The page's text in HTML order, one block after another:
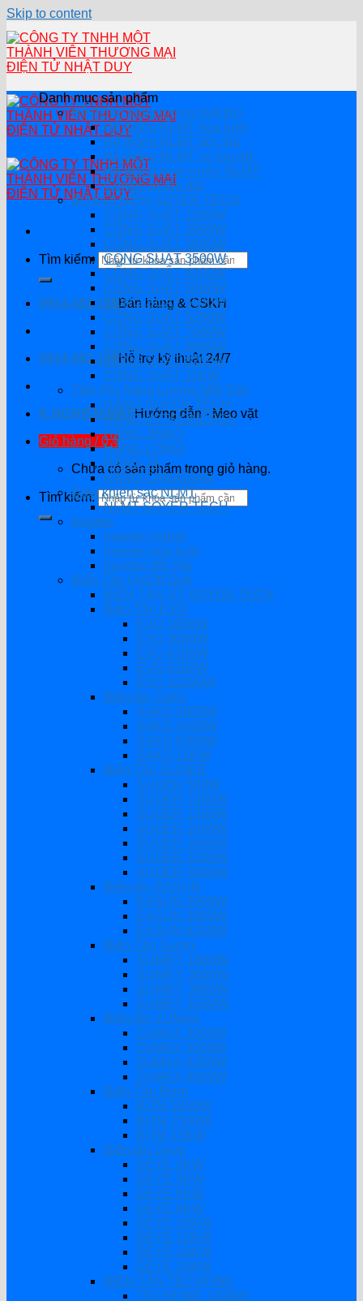
Skip to content
Tìm kiếm:
0914.482.135Bán hàng & CSKH
0914.482.135Hỗ trợ kỹ thuật 24/7
K.NGHIỆM HAYHướng dẫn - Mẹo vặt
Giỏ hàng /0₫
Chưa có sản phẩm trong giỏ hàng.
Tìm kiếm:
Danh mục sản phẩm
Hệ thống năng lượng mặt trời
Hệ thống NLMT hòa lưới
Hệ thông NLMT độc lập
Hệ thống NLMT có lưu trữ
Hệ thống bơm nước NLMT
Combo tự lắp đặt
BỘ ĐỔI ĐIỆN SOYER TECH
CÔNG SUẤT 1200W
CÔNG SUẤT 2000W
CÔNG SUẤT 3000W
CÔNG SUẤT 3500W
CÔNG SUẤT 4200W
CÔNG SUẤT 5000W
CÔNG SUẤT 5500W
CÔNG SUẤT 6200W
CÔNG SUẤT 7000W
CÔNG SUẤT 8000W
CÔNG SUẤT 8200W
CÔNG SUẤT 11KW
Tấm Pin Năng Lượng Mặt Trời
HÃNG SOYER TECH
HÃNG ASTRONERGY
HÃNG JINKO
HÃNG LONGI
HÃNG JA
HÃNG CANADIAN
Điều khiển sạc NLMT
NLMT SOYER TECH
Inverter
Inverter hybrid
Inverter hòa lưới
Inverter độc lập
Biến Tần On/Off Grid
BIẾN TẦN ST-SOYER TECH
Biến Tần EVO
EVO 1600W
EVO 3000W
EVO 4200W
EVO 6200W
EVO 10200W
Biến tần SaKo
SAKO 3000W
SAKO 4200W
SAKO 6200W
SAKO 11KW
Biến Tần SUOER
SUOER 500W
SUOER 1000W
SUOER 1500W
SUOER 2000W
SUOER 3000W
SUOER 3200W
SUOER 5000W
Biến tần EASUN
EASUN 3000W
EASUN 3800W
EASUN 6200W
Biến Tần Sumry
SUMRY 1800W
SUMRY 3000W
SUMRY 3800W
SUMRY 6200W
Biến tần ZUMAX
ZUMAX 3000W
ZUMAX 5500W
ZUMAX 6200W
ZUMAX 6600W
Biến Tần Bơm
BƠM 5500W
BƠM 7500W
BƠM 15KW
Biến tần Deye
DEYE 3KW
DEYE 5KW
DEYE 6KW
DEYE 8KW
DEYE 10KW
DEYE 12KW
DEYE 16KW
DEYE 20KW
BIẾN TẦN TECHFINE
TECHFINE 1200W